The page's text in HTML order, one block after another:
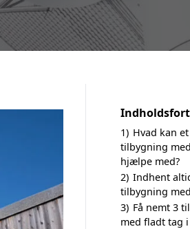
1) Hvad kan
tilbygning
hjælpe med?
2) Indhent
tilbygning
3) Få nemt 3
med fladt tag